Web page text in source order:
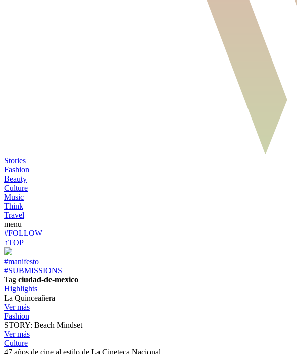
Stories
Fashion
Beauty
Culture
Music
Think
Travel
menu
#FOLLOW
↑TOP
#manifesto
#SUBMISSIONS
Tag ciudad-de-mexico
Highlights
La Quinceañera
Ver más
Fashion
STORY: Beach Mindset
Ver más
Culture
47 años de cine al estilo de La Cineteca Nacional